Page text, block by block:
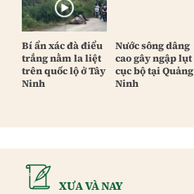
Bí ẩn xác đà điểu
trắng nằm la liệt
trên quốc lộ ở Tây
Ninh
Nước sông dâng
cao gây ngập lụt
cục bộ tại Quảng
Ninh
XƯA VÀ NAY